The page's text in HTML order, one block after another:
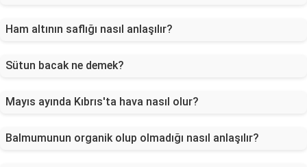
Ham altının saflığı nasıl anlaşılır?
Sütun bacak ne demek?
Mayıs ayında Kıbrıs'ta hava nasıl olur?
Balmumunun organik olup olmadığı nasıl anlaşılır?